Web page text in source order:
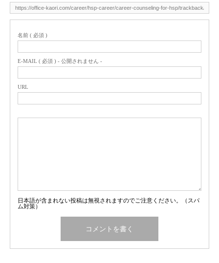
名前 ( 必須 )
E-MAIL ( 必須 ) - 公開されません -
URL
日本語が含まれない投稿は無視されますのでご注意ください。（スパ
ム対策）